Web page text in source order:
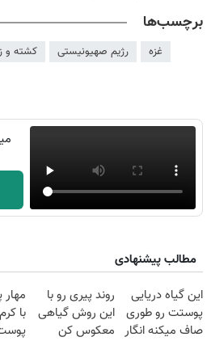
برچسب‌ها
غزه رژیم صهیونیستی کشته و
مطالب پیشنهادی
این گیاه دریایی
پوستت رو طوری
صاف میکنه انگار
روند پیری رو با
این روش گیاهی
معکوس کن
با